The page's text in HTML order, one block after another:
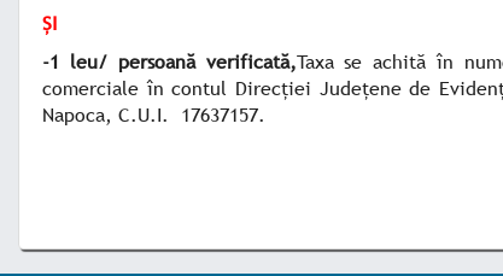
ȘI
-1 leu/ persoană verificată,Taxa se achită în
comerciale în contul Direcției Județene de
Napoca, C.U.I. 17637157.